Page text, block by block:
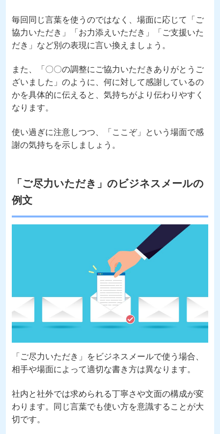
毎回同じ言葉を使うのではなく、場面に応じて「ご
協力いただき」「お力添えいただき」「ご支援いた
だき」など別の表現に言い換えましょう。
また、「〇〇の調整にご協力いただきありがとうご
ざいました」のように、何に対して感謝しているの
かを具体的に伝えると、気持ちがより伝わりやすく
なります。
使い過ぎに注意しつつ、「ここぞ」という場面で感
謝の気持ちを示しましょう。
「ご尽力いただき」のビジネスメールの
例文
「ご尽力いただき」をビジネスメールで使う場合、
相手や場面によって適切な書き方は異なります。
社内と社外では求められる丁寧さや文面の構成が変
わります。同じ言葉でも使い方を意識することが大
切です。